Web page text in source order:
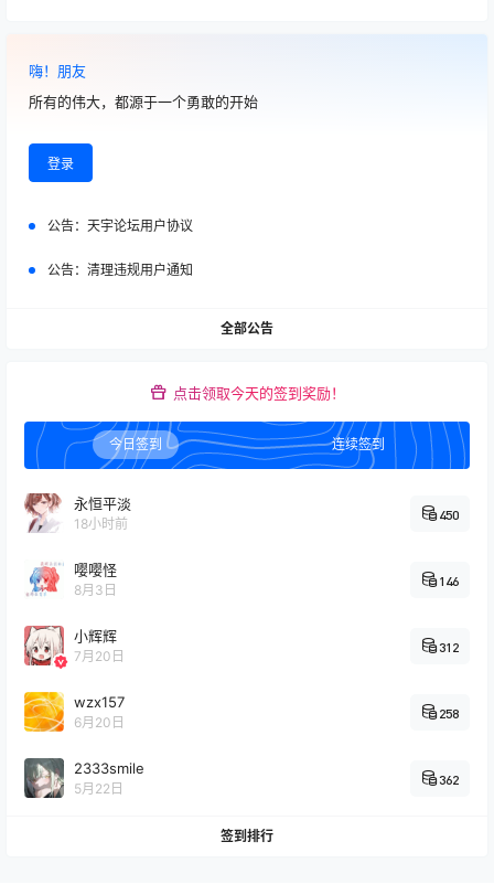
嫖？剽窃！
嘿嘿，明日方舟和mygo联动喔
原神
这种情况怎么办🤓👆
推荐大伙玩玩落幕曲整合包
04:12:41
明日方舟
真的会有人从2019肝到现在完全满签吗？
2025-07-04
影视库
你好，我是天宇，这是我的看番神器，免费
看番是我的秘密武器，不要告诉别人哦，建
议ipv6直连哦！ http://na ……
2024-12-14
嗨！朋友
所有的伟大，都源于一个勇敢的开始
登录
公告： 天宇论坛用户协议
公告： 清理违规用户通知
全部公告
点击领取今天的签到奖励！
今日签到 连续签到
永恒平淡
18小时前
450
嘤嘤怪
8月3日
146
小辉辉
7月20日
312
wzx157
6月20日
258
2333smile
5月22日
362
签到排行